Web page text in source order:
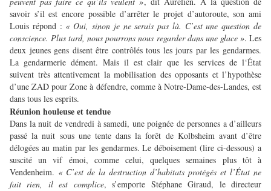
savoir s’il est encore possible d’arrêter le projet d’autoroute, son ami
Louis répond : « Oui, sinon je ne serais pas là. C’est une question de
conscience. Plus tard, nous pourrons nous regarder dans une glace ». Les
deux jeunes gens disent être contrôlés tous les jours par les gendarmes.
La gendarmerie dément. Mais il est clair que les services de l‘État
suivent très attentivement la mobilisation des opposants et l’hypothèse
d’une ZAD pour Zone à défendre, comme à Notre-Dame-des-Landes, est
dans tous les esprits.
Réunion houleuse et tendue
Dans la nuit de vendredi à samedi, une poignée de personnes a d’ailleurs
passé la nuit sous une tente dans la forêt de Kolbsheim avant d’être
délogées au matin par les gendarmes. Le déboisement (lire ci-dessous) a
suscité un vif émoi, comme celui, quelques semaines plus tôt à
Vendenheim. « C’est de la destruction d’habitats protégés et l’État ne
fait rien, il est complice, s’emporte Stéphane Giraud, le directeur